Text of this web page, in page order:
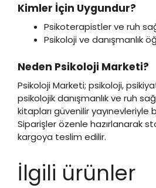
Kimler İçin Uygundur?
Psikoterapistler ve ruh
Psikoloji ve danışmanlık
Neden Psikoloji Marketi?
Psikoloji Marketi; psikoloji,
psikolojik danışmanlık ve ruh
kitapları güvenilir yayınevleriyle
Siparişler özenle hazırlanarak
kargoya teslim edilir.
İlgili ürünler